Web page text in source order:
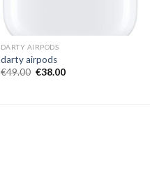
DARTY AIRPODS
darty airpods
€49.00 €38.00